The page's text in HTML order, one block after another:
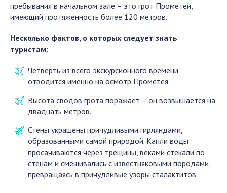
пребывания в начальном зале – это грот Прометей,
имеющий протяженность более 120 метров.
Несколько фактов, о которых следует знать
туристам:
Четверть из всего экскурсионного времени
отводится именно на осмотр Прометея.
Высота сводов грота поражает – он возвышается на
двадцать метров.
Стены украшены причудливыми гирляндами,
образованными самой природой. Капли воды
просачиваются через трещины, веками стекали по
стенам и смешивались с известняковыми породами,
превращаясь в причудливые узоры сталактитов.